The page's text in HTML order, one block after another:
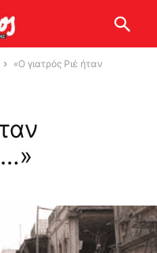
«Ο γιατρός Ριέ ήταν